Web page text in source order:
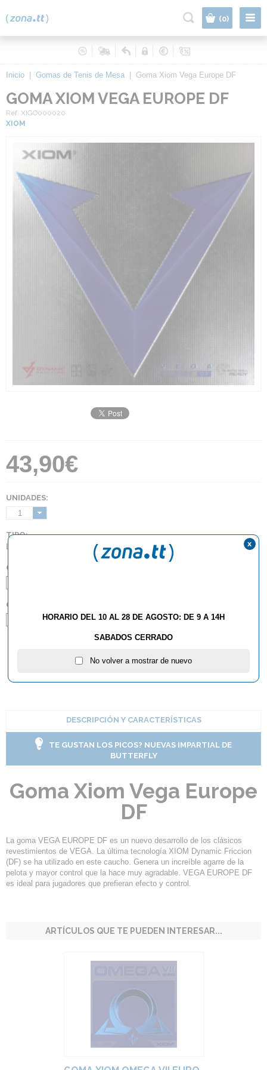
(0)
Inicio Gomas de Tenis de Mesa Goma Xiom Vega Europe DF
GOMA XIOM VEGA EUROPE DF
Ref. XIGO000020
XIOM
43,90€
UNIDADES:
1
TIPO:
Lisas
COLOR:
GROSOR:
Max
AÑADIR AL CARRITO
DESCRIPCIÓN Y CARACTERÍSTICAS
TE GUSTAN LOS PICOS? NUEVAS IMPARTIAL DE
BUTTERFLY
Goma Xiom Vega Europe
DF
La goma VEGA EUROPE DF es un nuevo desarrollo de los clásicos
revestimientos de VEGA. La última tecnología XIOM Dynamic Friccion
(DF) se ha utilizado en este caucho. Genera un increíble agarre de la
pelota y mayor control que la hace muy agradable. VEGA EUROPE DF
es ideal para jugadores que prefieran efecto y control.
ARTÍCULOS QUE TE PUEDEN INTERESAR...
HORARIO DEL 10 AL 28 DE AGOSTO: DE 9 A 14H
SABADOS CERRADO
No volver a mostrar de nuevo
x